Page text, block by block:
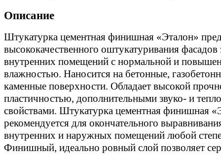
Описание
Штукатурка цементная финишная «Эталон»
высококачественного оштукатуривания фасадов
внутренних помещений с нормальной и
влажностью. Наносится на бетонные,
каменные поверхности. Обладает высокой
пластичностью, дополнительными звуко- и
свойствами. Штукатурка цементная финишная
рекомендуется для окончательного
внутренних и наружных помещений любой
Финишный, идеально ровный слой позволяет